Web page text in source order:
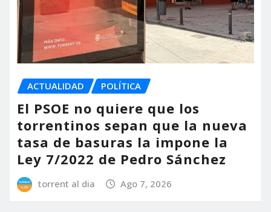
ACTUALIDAD POLÍTICA
El PSOE no quiere que los
torrentinos sepan que la nueva
tasa de basuras la impone la
Ley 7/2022 de Pedro Sánchez
torrent al dia Ago 7, 2026